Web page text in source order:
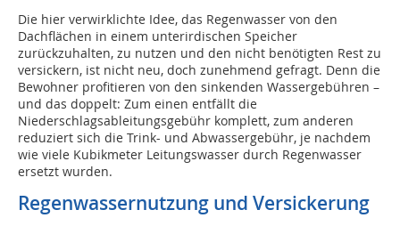
Die hier verwirklichte Idee, das Regenwasser von den
Dachflächen in einem unterirdischen Speicher
zurückzuhalten, zu nutzen und den nicht benötigten Rest zu
versickern, ist nicht neu, doch zunehmend gefragt. Denn die
Bewohner profitieren von den sinkenden Wassergebühren –
und das doppelt: Zum einen entfällt die
Niederschlagsableitungsgebühr komplett, zum anderen
reduziert sich die Trink- und Abwassergebühr, je nachdem
wie viele Kubikmeter Leitungswasser durch Regenwasser
ersetzt wurden.
Regenwassernutzung und Versickerung